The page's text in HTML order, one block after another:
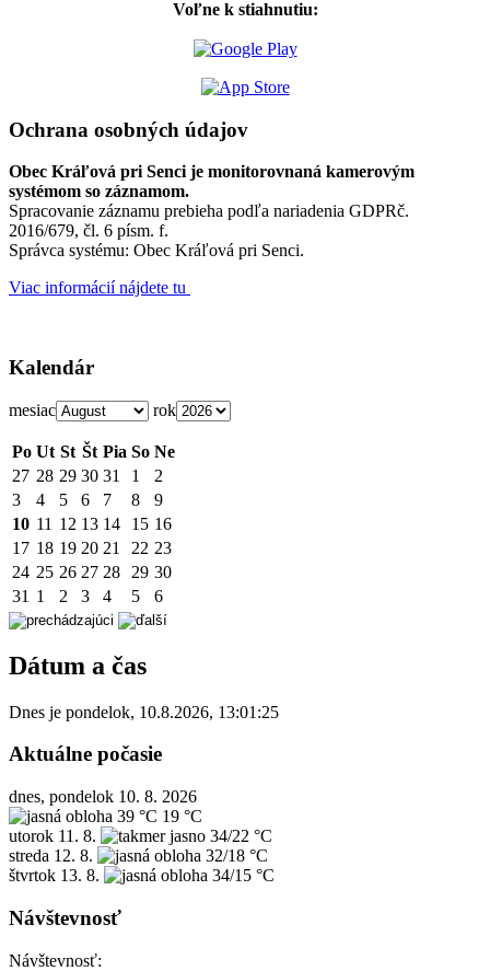
Voľne k stiahnutiu:
Ochrana osobných údajov
Obec Kráľová pri Senci je monitorovnaná kamerovým
systémom so záznamom.
Spracovanie záznamu prebieha podľa nariadenia GDPRč.
2016/679, čl. 6 písm. f.
Správca systému: Obec Kráľová pri Senci.
Viac informácií nájdete tu
Kalendár
mesiac rok
Po Ut St Št Pia So Ne
27 28 29 30 31 1
2
3
4 5 6 7 8
9
10 11 12 13 14 15 16
17 18 19 20 21 22 23
24 25 26 27 28 29 30
31 1 2 3 4 5 6
Dátum a čas
Dnes je pondelok, 10.8.2026, 13:01:25
Aktuálne počasie
dnes, pondelok 10. 8. 2026
39 °C 19 °C
utorok 11. 8.
34/22 °C
streda 12. 8.
32/18 °C
štvrtok 13. 8. 34/15 °C
Návštevnosť
Návštevnosť: